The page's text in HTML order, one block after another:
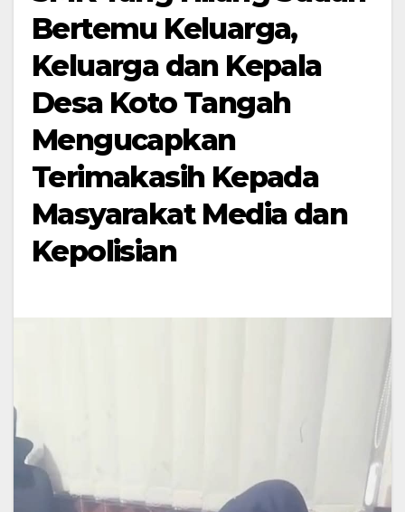
Bertemu Keluarga,
Keluarga dan Kepala
Desa Koto Tangah
Mengucapkan
Terimakasih Kepada
Masyarakat Media dan
Kepolisian